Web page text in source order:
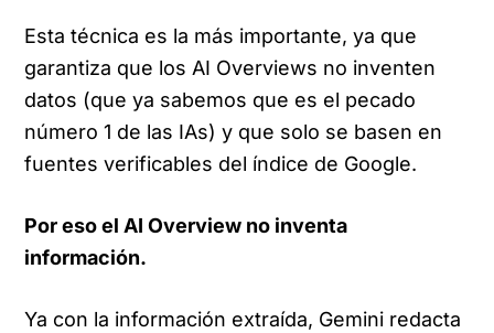
Esta técnica es la más importante, ya que
garantiza que los AI Overviews no inventen
datos (que ya sabemos que es el pecado
número 1 de las IAs) y que solo se basen en
fuentes verificables del índice de Google.
Por eso el AI Overview no inventa
información.
Ya con la información extraída, Gemini redacta